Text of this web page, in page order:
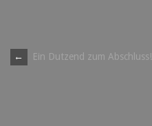
Post
← Ein Dutzend zum Abschluss!